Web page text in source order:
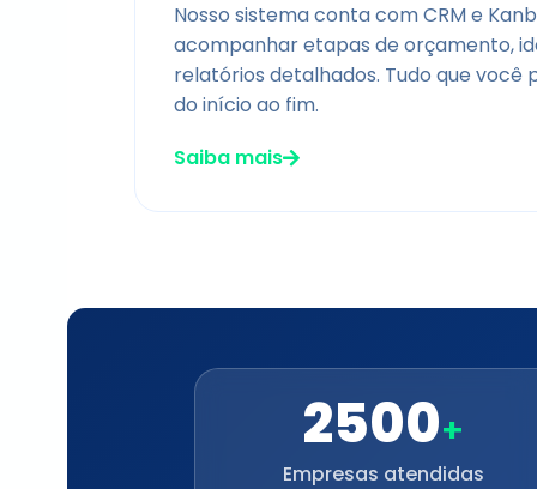
Nosso sistema conta com CRM e
acompanhar etapas de orçamento,
relatórios detalhados. Tudo que
do início ao fim.
Saiba mais
2500+
Empresas atendidas